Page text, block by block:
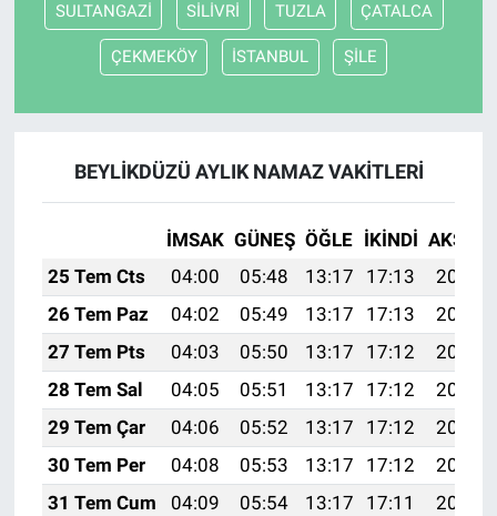
SULTANGAZİ SİLİVRİ TUZLA ÇATALCA
ÇEKMEKÖY İSTANBUL ŞİLE
BEYLİKDÜZÜ AYLIK NAMAZ VAKITLERI
İMSAK GÜNEŞ ÖĞLE İKINDI AKŞAM
25 Tem Cts
04:00 05:48 13:17 17:13
20:36
26 Tem Paz
04:02 05:49 13:17 17:13
20:35
27 Tem Pts
04:03 05:50 13:17 17:12
20:34
28 Tem Sal
04:05 05:51 13:17 17:12
20:33
29 Tem Çar
04:06 05:52 13:17 17:12
20:32
30 Tem Per
04:08 05:53 13:17 17:12
20:31
31 Tem Cum
04:09 05:54 13:17 17:11
20:30